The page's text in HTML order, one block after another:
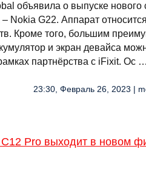
объявила о выпуске
Nokia G22. Аппарат относится
Кроме того, большим
и экран девайса
партнёрства с iFixit. Ос …
23:30, Февраль 26, 2023 |
Pro выходит в новом